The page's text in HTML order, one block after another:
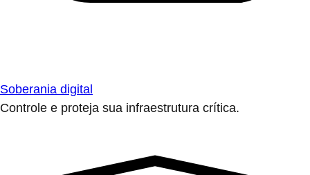
Soberania digital
Controle e proteja sua infraestrutura crítica.